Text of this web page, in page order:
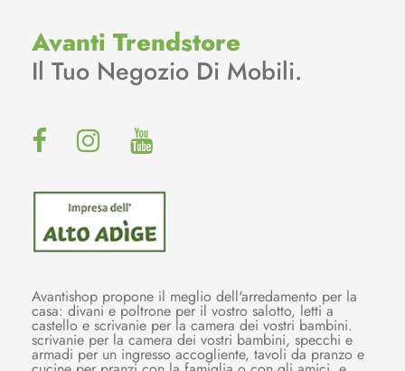
Avanti Trendstore
Il Tuo Negozio Di Mobili.
Avantishop propone il meglio dell'arredamento per la
casa: divani e poltrone per il vostro salotto, letti a
castello e scrivanie per la camera dei vostri bambini.
scrivanie per la camera dei vostri bambini, specchi e
armadi per un ingresso accogliente, tavoli da pranzo e